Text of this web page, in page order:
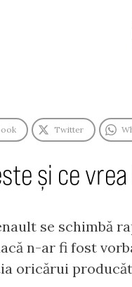
Twitter
și ce
se schimbă
n-ar fi fost
oricărui